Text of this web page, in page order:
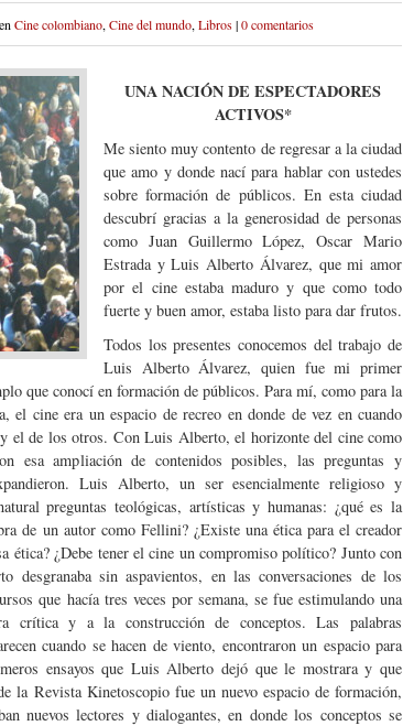
Cine colombiano, Cine del mundo, Libros|0 comentarios
UNA NACIÓN DE ESPECTADORES
ACTIVOS*
Me siento muy contento de regresar a la ciudad
que amo y donde nací para hablar con ustedes
sobre formación de públicos. En esta ciudad
descubrí gracias a la generosidad de personas
como Juan Guillermo López, Oscar Mario
Estrada y Luis Alberto Álvarez, que mi amor
por el cine estaba maduro y que como todo
fuerte y buen amor, estaba listo para dar frutos.
Todos los presentes conocemos del trabajo de
Luis Alberto Álvarez, quien fue mi primer
que conocí en formación de públicos. Para mí, como para la
el cine era un espacio de recreo en donde de vez en cuando
el de los otros. Con Luis Alberto, el horizonte del cine como
esa ampliación de contenidos posibles, las preguntas y
Luis Alberto, un ser esencialmente religioso y
preguntas teológicas, artísticas y humanas: ¿qué es la
de un autor como Fellini? ¿Existe una ética para el creador
ética? ¿Debe tener el cine un compromiso político? Junto con
desgranaba sin aspavientos, en las conversaciones de los
que hacía tres veces por semana, se fue estimulando una
crítica y a la construcción de conceptos. Las palabras
cuando se hacen de viento, encontraron un espacio para
ensayos que Luis Alberto dejó que le mostrara y que
la Revista Kinetoscopio fue un nuevo espacio de formación,
nuevos lectores y dialogantes, en donde los conceptos se